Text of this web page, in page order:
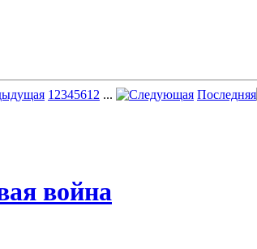
1 2345612 ... Последняя
война